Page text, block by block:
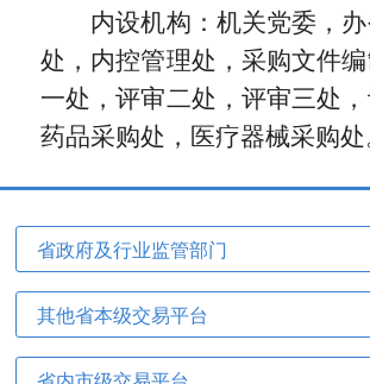
内设机构：机关党委，办
处，内控管理处，采购文件
一处，评审二处，评审三处，
药品采购处，医疗器械采购处
省政府及行业监管部门
其他省本级交易平台